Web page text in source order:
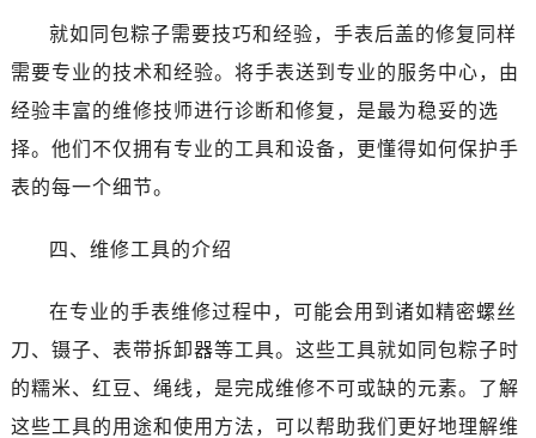
就如同包粽子需要技巧和经验，手表后盖的修复同样
需要专业的技术和经验。将手表送到专业的服务中心，由
经验丰富的维修技师进行诊断和修复，是最为稳妥的选
择。他们不仅拥有专业的工具和设备，更懂得如何保护手
表的每一个细节。
四、维修工具的介绍
在专业的手表维修过程中，可能会用到诸如精密螺丝
刀、镊子、表带拆卸器等工具。这些工具就如同包粽子时
的糯米、红豆、绳线，是完成维修不可或缺的元素。了解
这些工具的用途和使用方法，可以帮助我们更好地理解维